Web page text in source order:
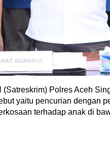
Polres Aceh
yaitu pencurian dengan
terhadap anak di